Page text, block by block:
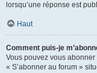
lorsqu’une réponse est
Haut
Comment puis-je
Vous pouvez vous
« S’abonner au forum »